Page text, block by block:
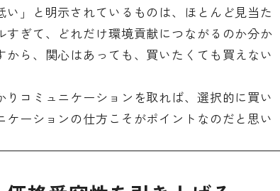
い」と明示されているものは、ほとんど見当た
ぎて、どれだけ環境貢献につながるのか分か
ら、関心はあっても、買いたくても買えない
コミュニケーションを取れば、選択的に買い
ーションの仕方こそがポイントなのだと思い